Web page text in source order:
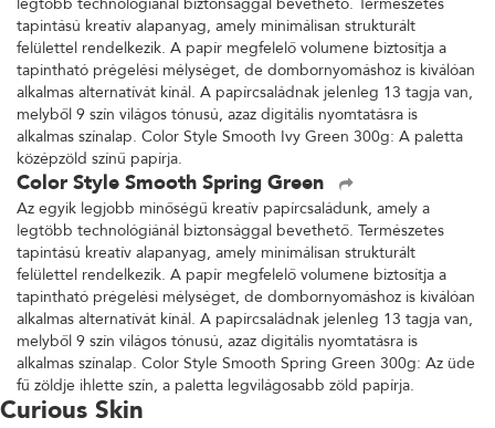
tapintású kreatív alapanyag, amely minimálisan strukturált
felülettel rendelkezik. A papír megfelelő volumene biztosítja a
tapintható prégelési mélységet, de dombornyomáshoz is kiválóan
alkalmas alternatívát kínál. A papírcsaládnak jelenleg 13 tagja van,
melyből 9 szín világos tónusú, azaz digitális nyomtatásra is
alkalmas színalap. Color Style Smooth Ivy Green 300g: A paletta
középzöld színű papírja.
Color Style Smooth Spring Green
Az egyik legjobb minőségű kreatív papírcsaládunk, amely a
legtöbb technológiánál biztonsággal bevethető. Természetes
tapintású kreatív alapanyag, amely minimálisan strukturált
felülettel rendelkezik. A papír megfelelő volumene biztosítja a
tapintható prégelési mélységet, de dombornyomáshoz is kiválóan
alkalmas alternatívát kínál. A papírcsaládnak jelenleg 13 tagja van,
melyből 9 szín világos tónusú, azaz digitális nyomtatásra is
alkalmas színalap. Color Style Smooth Spring Green 300g: Az üde
fű zöldje ihlette szín, a paletta legvilágosabb zöld papírja.
Curious Skin